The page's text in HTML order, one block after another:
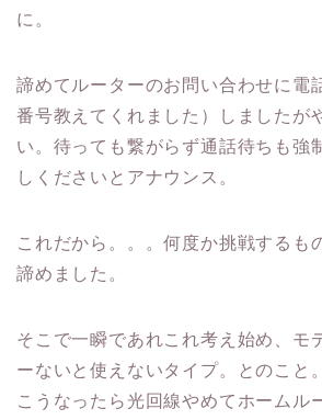
に。
諦めてルーターのお問い合わせに電
番号教えてくれました）しましたが
い。待っても繋がらず通話待ちも強
しくださいとアナウンス。
これだから。。。何度か挑戦するも
諦めました。
そこで一瞬であれこれ考え始め、モ
ーないと使えないタイプ。とのこと。
こうなったら光回線やめてホームル